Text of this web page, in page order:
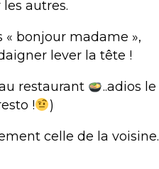
autres.
bonjour madame »,
lever la tête !
restaurant
..adios le
!
)
celle de la voisine.